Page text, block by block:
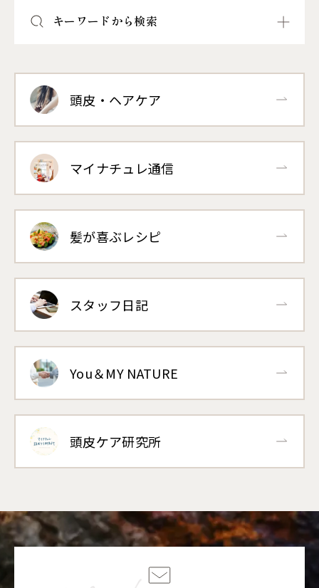
キーワードから検索
頭皮・ヘアケア
マイナチュレ通信
髪が喜ぶレシピ
スタッフ日記
You＆MY NATURE
頭皮ケア研究所